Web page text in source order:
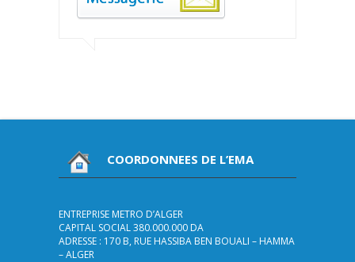
COORDONNEES DE L’EMA
ENTREPRISE METRO D’ALGER
CAPITAL SOCIAL 380.000.000 DA
ADRESSE : 170 B, RUE HASSIBA BEN BOUALI – HAMMA
– ALGER